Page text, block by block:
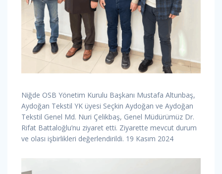
Niğde OSB Yönetim Kurulu Başkanı Mustafa Altunbaş,
Aydoğan Tekstil YK üyesi Seçkin Aydoğan ve Aydoğan
Tekstil Genel Md. Nuri Çelikbaş, Genel Müdürümüz Dr.
Rifat Battaloğlu’nu ziyaret etti. Ziyarette mevcut durum
ve olası işbirlikleri değerlendirildi. 19 Kasım 2024